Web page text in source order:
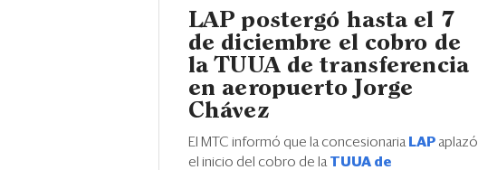
LAP postergó hasta el 7
de diciembre el cobro de
la TUUA de transferencia
en aeropuerto Jorge
Chávez
El MTC informó que la concesionaria LAP aplazó
el inicio del cobro de la TUUA de